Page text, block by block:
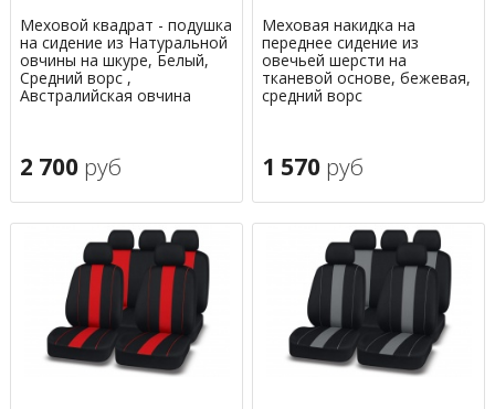
Меховой квадрат - подушка
на сидение из Натуральной
овчины на шкуре, Белый,
Средний ворс ,
Австралийская овчина
2 700 руб
Меховая накидка на
переднее сидение из
овечьей шерсти на
тканевой основе, бежевая,
средний ворс
1 570 руб